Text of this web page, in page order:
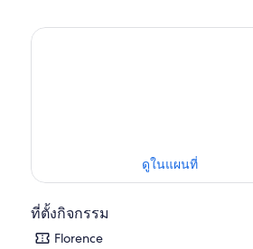
ดูในแผนที่
ที่ตั้งกิจกรรม
Florence